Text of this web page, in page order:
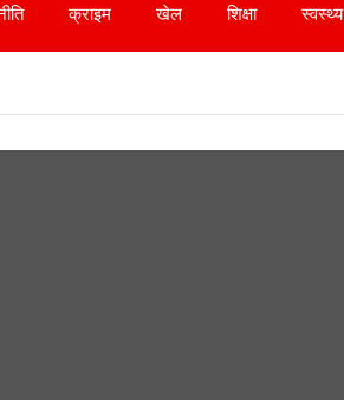
क्राइम खेल शिक्षा स्वस्थ्य